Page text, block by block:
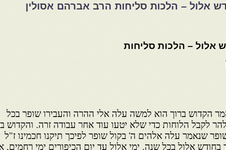
אלול – הלכות סליחות הרב אברהם אסולין
אלול – הלכות סליחות
הקדוש ברוך הוא למשה עלה אלי ההרה והעבירו שופר בכל
לקבל הלוחות כדי שלא יטעו עוד אחר עבודה זרה. והקדוש
שנאמר עלה אלהים ה' בקול שופר לפיכך תיקנו חכמינו ז"ל
בחודש אלול בכל שנה. ימי אלול עד יום הכיפורים ימי רחמים,